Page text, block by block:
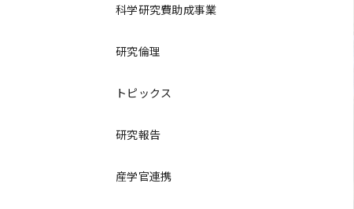
科学研究費助成事業
研究倫理
トピックス
研究報告
産学官連携